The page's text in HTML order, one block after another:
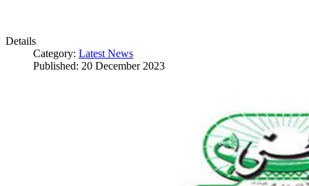
Details
Category: Latest News
Published: 20 December 2023